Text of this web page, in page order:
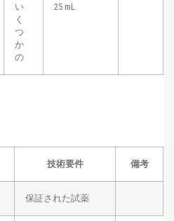
い
く
つ
か
の
25 mL
技術要件 備考
保証された試薬